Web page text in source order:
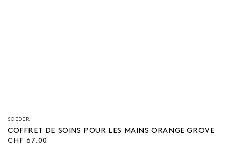
Vendeur/vendeuse
:
SOEDER
COFFRET DE SOINS POUR LES MAINS ORANGE GROVE
Prix
CHF 67.00